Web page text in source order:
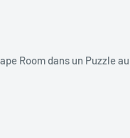
Room dans un Puzzle